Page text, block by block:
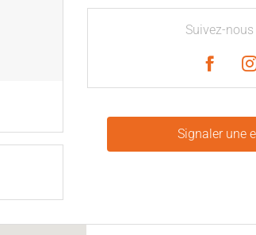
Suivez-
Signaler une